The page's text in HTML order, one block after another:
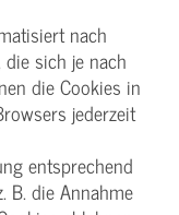
nach
sich je nach
die Cookies in
jederzeit
entsprechend
B. die Annahme